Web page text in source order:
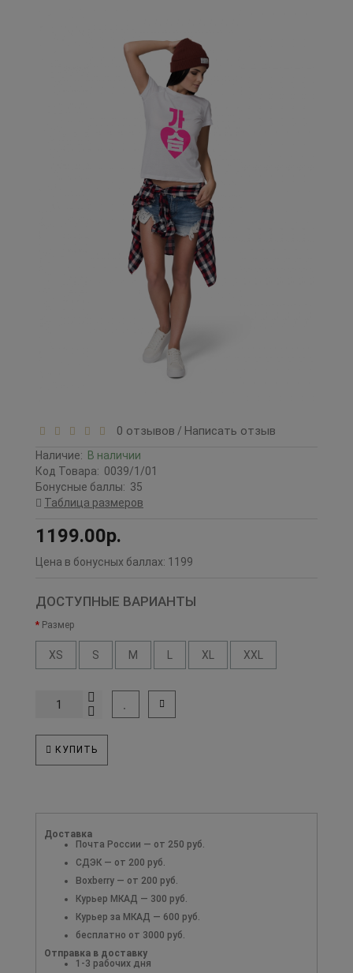
0 отзывов / Написать отзыв
Наличие: В наличии
Код Товара: 0039/1/01
Бонусные баллы: 35
Таблица размеров
1199.00р.
Цена в бонусных баллах: 1199
ДОСТУПНЫЕ ВАРИАНТЫ
Размер
XS S M XL XXL
КУПИТЬ
Доставка
Почта России — от 250 руб.
СДЭК — от 200 руб.
Boxberry — от 200 руб.
Курьер МКАД — 300 руб.
Курьер за МКАД — 600 руб.
бесплатно от 3000 руб.
Отправка в доставку
1-3 рабочих дня